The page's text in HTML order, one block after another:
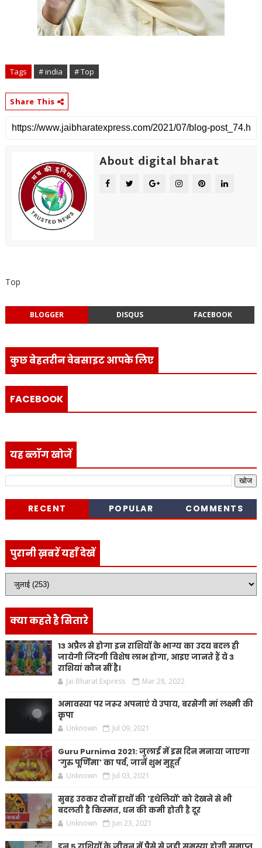
Tags # india # Top
Share This
About digital bharat
Top
BLOGGER DISQUS FACEBOOK
कुछ बेहतरीन वेबसाइट आपके लिए
FACEBOOK
यह ब्लॉग खोजें
RECENT POPULAR COMMENTS
पुरानी ख़बरें यहाँ देखें
क्या कहते है सितारे
13 अप्रैल से होगा इन राशियों के भाग्य का उदय बदल ही
जायेगी जिंदगी विशेष लाभ होगा, आइए जानते हैं ये 3
राशियां कौन सीं है।
Jai Bharat Express Mar 28, 2022
अमावस्या पर जरूर अपनाएं ये उपाय, बरसेगी मां लक्ष्मी की
कृपा
Unknown Jul 09, 2021
Guru Purnima 2021: जुलाई में इस दिन मनाया जाएगा
'गुरु पूर्णिमा' का पर्व, जानें शुभ मुहूर्त
Unknown Jul 03, 2021
सुबह उठकर दोनों हाथों की 'हथेलियों' को देखने से भी
बदलती है किस्मत, धन की कमी होती है दूर
Unknown Jun 23, 2021